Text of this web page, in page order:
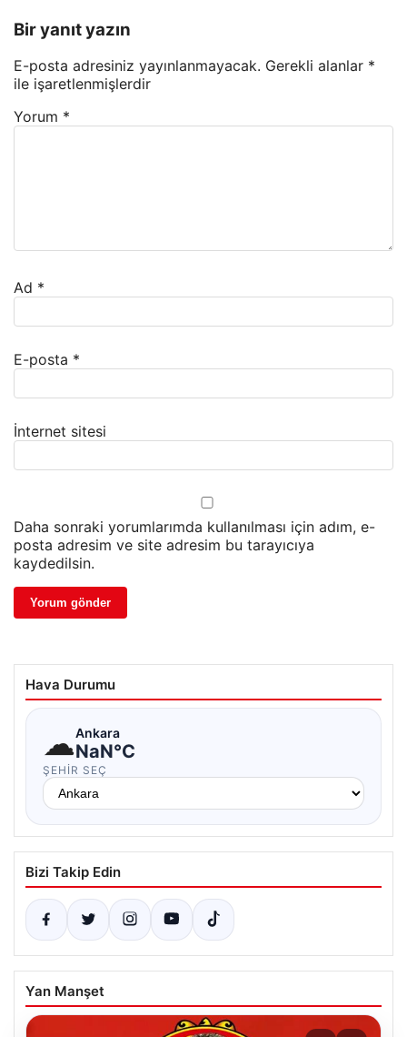
Bir yanıt yazın
E-posta adresiniz yayınlanmayacak. Gerekli alanlar *
ile işaretlenmişlerdir
Yorum *
Ad *
E-posta *
İnternet sitesi
Daha sonraki yorumlarımda kullanılması için adım, e-
posta adresim ve site adresim bu tarayıcıya
kaydedilsin.
Hava Durumu
☁Ankara
NaN°C
ŞEHIR SEÇ
Bizi Takip Edin
Yan Manşet